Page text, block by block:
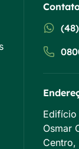
Edifício
Osmar
Centro,